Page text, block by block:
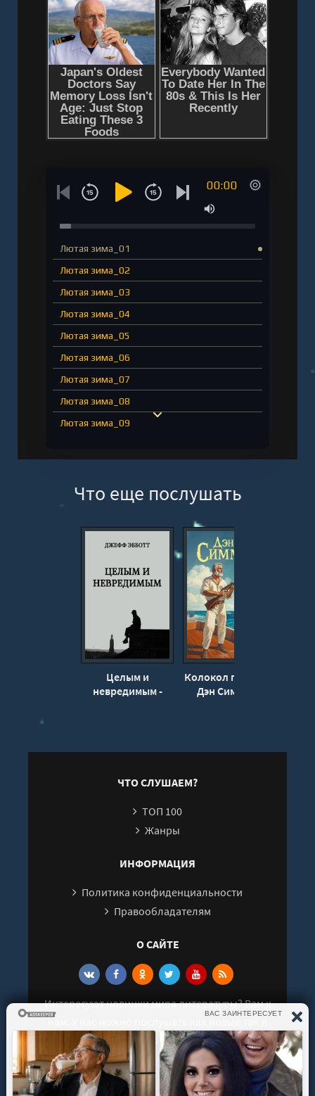
00:00
Лютая зима_01
Лютая зима_02
Лютая зима_03
Лютая зима_04
Лютая зима_05
Лютая зима_06
Лютая зима_07
Лютая зима_08
Лютая зима_09
Лютая зима_12
Что еще послушать
Целым и
невредимым -
Колокол по Хэму -
Дэн Симмонс
ЧТО СЛУШАЕМ?
ТОП 100
Жанры
ИНФОРМАЦИЯ
Политика конфиденциальности
Правообладателям
О САЙТЕ
Интересуют новинки мира литературы? Вам к
нам. У нас можно послушать как новые так и
старые аудиокниги. Выбрать и поделиться с
друзьями лучшими аудиокнигами!